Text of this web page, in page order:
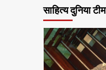
साहित्य दुनिया टीम